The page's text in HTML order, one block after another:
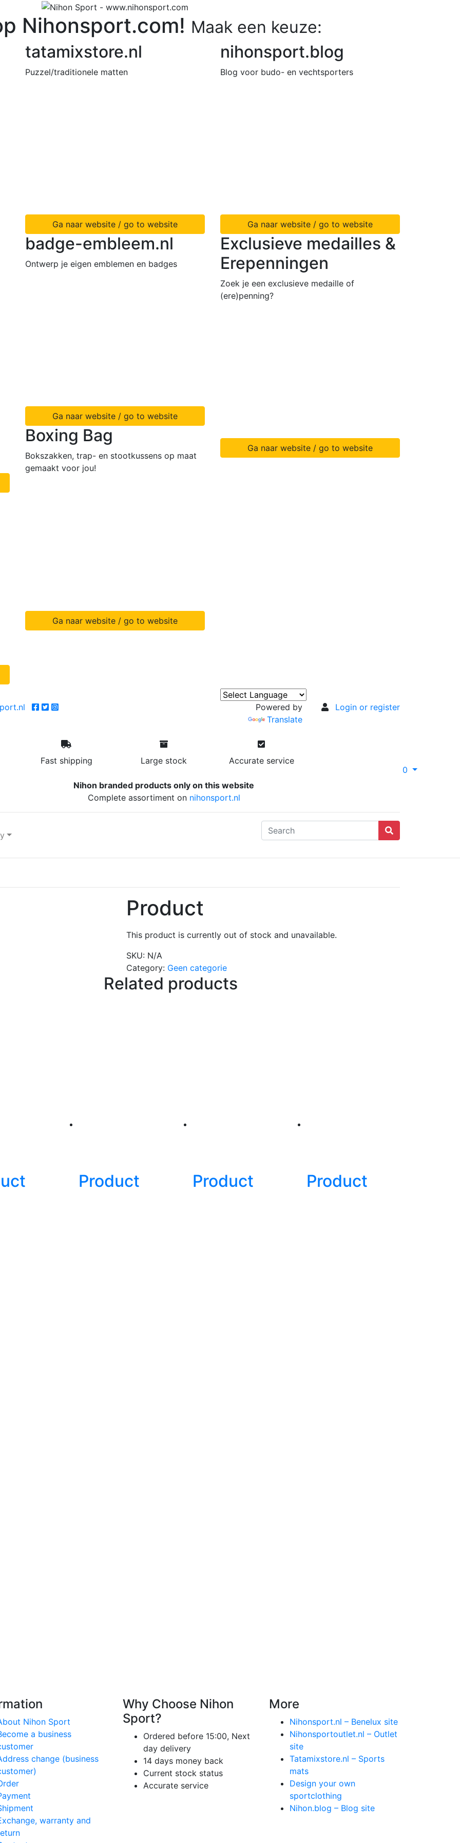
Nihonsport.com! Maak een keuze:
tatamixstore.nl
Puzzel/traditionele matten
Ga naar website / go to website
badge-embleem.nl
Ontwerp je eigen emblemen en badges
Ga naar website / go to website
Boxing Bag
Bokszakken, trap- en stootkussens op maat
gemaakt voor jou!
Ga naar website / go to website
nihonsport.blog
Blog voor budo- en vechtsporters
Ga naar website / go to website
Exclusieve medailles &
Erepenningen
Zoek je een exclusieve medaille of
(ere)penning?
Ga naar website / go to website
Powered by
Translate
Login or register
Fast shipping Large stock Accurate service
Nihon branded products only on this website
Complete assortiment on nihonsport.nl
0
Product
This product is currently out of stock and unavailable.
SKU: N/A
Category: Geen categorie
Related products
Product Product Product
Nihon Sport
a business
change (business
warranty and
Why Choose Nihon
Sport?
Ordered before 15:00, Next
day delivery
14 days money back
Current stock status
Accurate service
More
Nihonsport.nl – Benelux site
Nihonsportoutlet.nl – Outlet
site
Tatamixstore.nl – Sports
mats
Design your own
sportclothing
Nihon.blog – Blog site